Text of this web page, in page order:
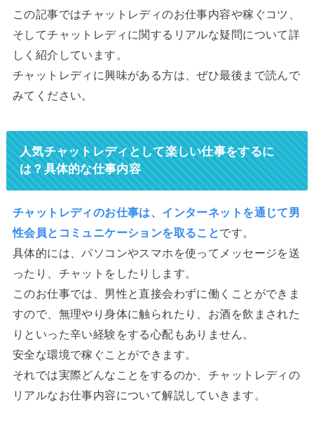
この記事ではチャットレディのお仕事内容や稼ぐコツ、
そしてチャットレディに関するリアルな疑問について詳
しく紹介しています。
チャットレディに興味がある方は、ぜひ最後まで読んで
みてください。
人気チャットレディとして楽しい仕事をするに
は？具体的な仕事内容
チャットレディのお仕事は、インターネットを通じて男
性会員とコミュニケーションを取ることです。
具体的には、パソコンやスマホを使ってメッセージを送
ったり、チャットをしたりします。
このお仕事では、男性と直接会わずに働くことができま
すので、無理やり身体に触られたり、お酒を飲まされた
りといった辛い経験をする心配もありません。
安全な環境で稼ぐことができます。
それでは実際どんなことをするのか、チャットレディの
リアルなお仕事内容について解説していきます。